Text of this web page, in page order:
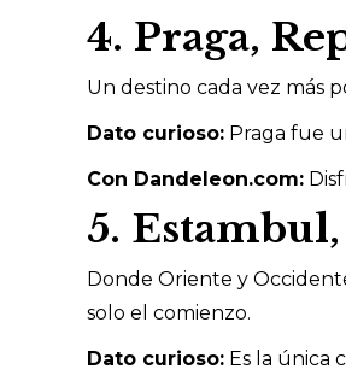
4. Praga,
Un destino cada vez más
Dato curioso: Praga fue
Con Dandeleon.com:
5.
Donde Oriente y
solo el comienzo.
Dato curioso: Es la única